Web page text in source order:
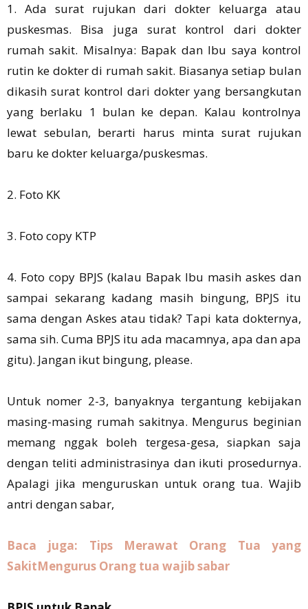
1. Ada surat rujukan dari dokter keluarga atau
puskesmas. Bisa juga surat kontrol dari dokter
rumah sakit. Misalnya: Bapak dan Ibu saya kontrol
rutin ke dokter di rumah sakit. Biasanya setiap bulan
dikasih surat kontrol dari dokter yang bersangkutan
yang berlaku 1 bulan ke depan. Kalau kontrolnya
lewat sebulan, berarti harus minta surat rujukan
baru ke dokter keluarga/puskesmas.
2. Foto KK
3. Foto copy KTP
4. Foto copy BPJS (kalau Bapak Ibu masih askes dan
sampai sekarang kadang masih bingung, BPJS itu
sama dengan Askes atau tidak? Tapi kata dokternya,
sama sih. Cuma BPJS itu ada macamnya, apa dan apa
gitu). Jangan ikut bingung, please.
Untuk nomer 2-3, banyaknya tergantung kebijakan
masing-masing rumah sakitnya. Mengurus beginian
memang nggak boleh tergesa-gesa, siapkan saja
dengan teliti administrasinya dan ikuti prosedurnya.
Apalagi jika menguruskan untuk orang tua. Wajib
antri dengan sabar,
Baca juga: Tips Merawat Orang Tua yang
SakitMengurus Orang tua wajib sabar